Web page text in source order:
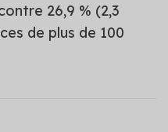
26,9 % (2,3
de plus de 100